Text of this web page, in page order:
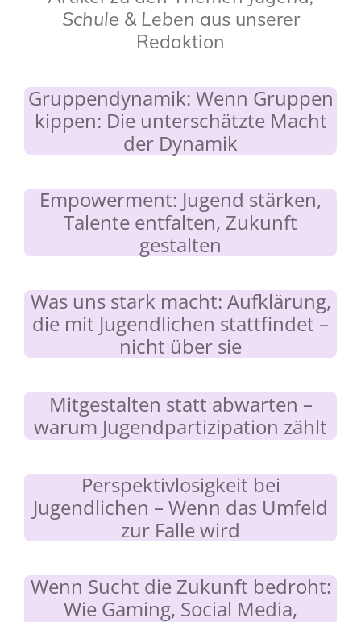
Schule & Leben aus unserer
Redaktion
Gruppendynamik: Wenn Gruppen
kippen: Die unterschätzte Macht
der Dynamik
Empowerment: Jugend stärken,
Talente entfalten, Zukunft
gestalten
Was uns stark macht: Aufklärung,
die mit Jugendlichen stattfindet –
nicht über sie
Mitgestalten statt abwarten –
warum Jugendpartizipation zählt
Perspektivlosigkeit bei
Jugendlichen – Wenn das Umfeld
zur Falle wird
Wenn Sucht die Zukunft bedroht:
Wie Gaming, Social Media,